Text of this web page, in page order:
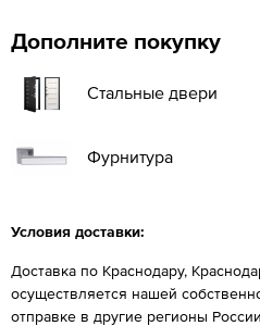
Дополните покупку
Стальные двери
Фурнитура
Условия доставки:
Доставка по Краснодару,
осуществляется нашей
отправке в другие регионы